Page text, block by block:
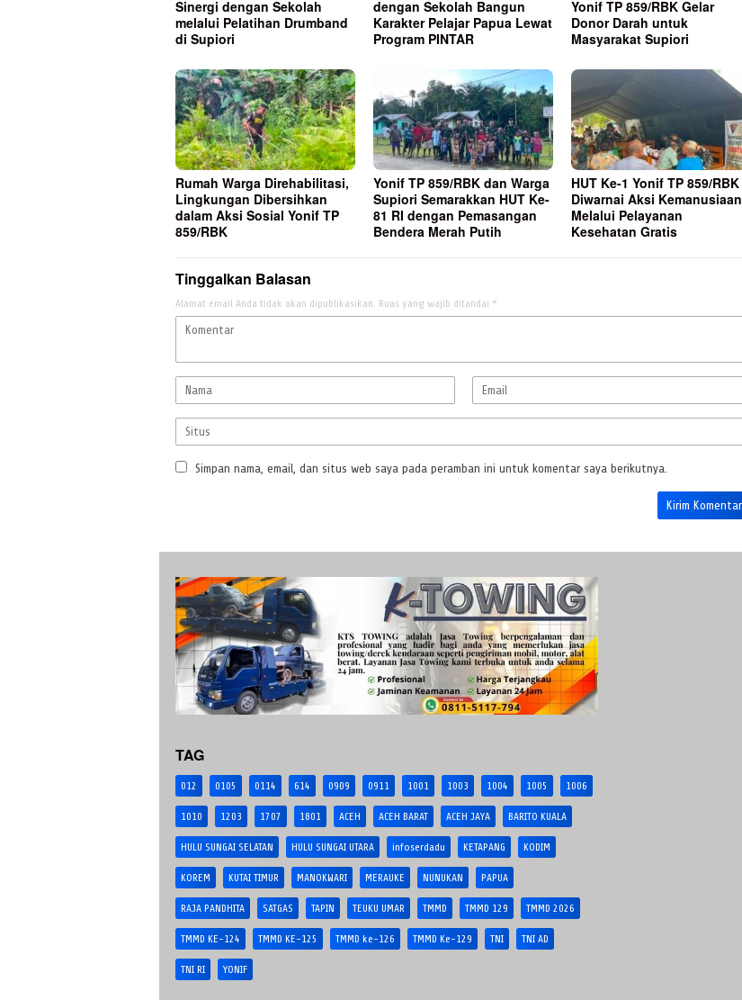
Sinergi dengan Sekolah
melalui Pelatihan Drumband
di Supiori
dengan Sekolah Bangun
Karakter Pelajar Papua Lewat
Program PINTAR
Yonif TP 859/RBK Gelar
Donor Darah untuk
Masyarakat Supiori
Rumah Warga Direhabilitasi,
Lingkungan Dibersihkan
dalam Aksi Sosial Yonif TP
859/RBK
Yonif TP 859/RBK dan Warga
Supiori Semarakkan HUT Ke-
81 RI dengan Pemasangan
Bendera Merah Putih
HUT Ke-1 Yonif TP 859/RBK
Diwarnai Aksi Kemanusiaan
Melalui Pelayanan
Kesehatan Gratis
Tinggalkan Balasan
Alamat email Anda tidak akan dipublikasikan. Ruas yang wajib ditandai *
Simpan nama, email, dan situs web saya pada peramban ini untuk komentar saya berikutnya.
TAG
012 0105 0114 614 0909 0911 1001 1003 1004 1005 1006
1010 1203 1707 1801 ACEH ACEH BARAT ACEH JAYA BARITO KUALA
HULU SUNGAI SELATAN HULU SUNGAI UTARA infoserdadu KETAPANG KODIM
KOREM KUTAI TIMUR MANOKWARI MERAUKE NUNUKAN PAPUA
RAJA PANDHITA SATGAS TAPIN TEUKU UMAR TMMD TMMD 129 TMMD 2026
TMMD KE-124 TMMD KE-125 TMMD ke-126 TMMD Ke-129 TNI TNI AD
TNI RI YONIF